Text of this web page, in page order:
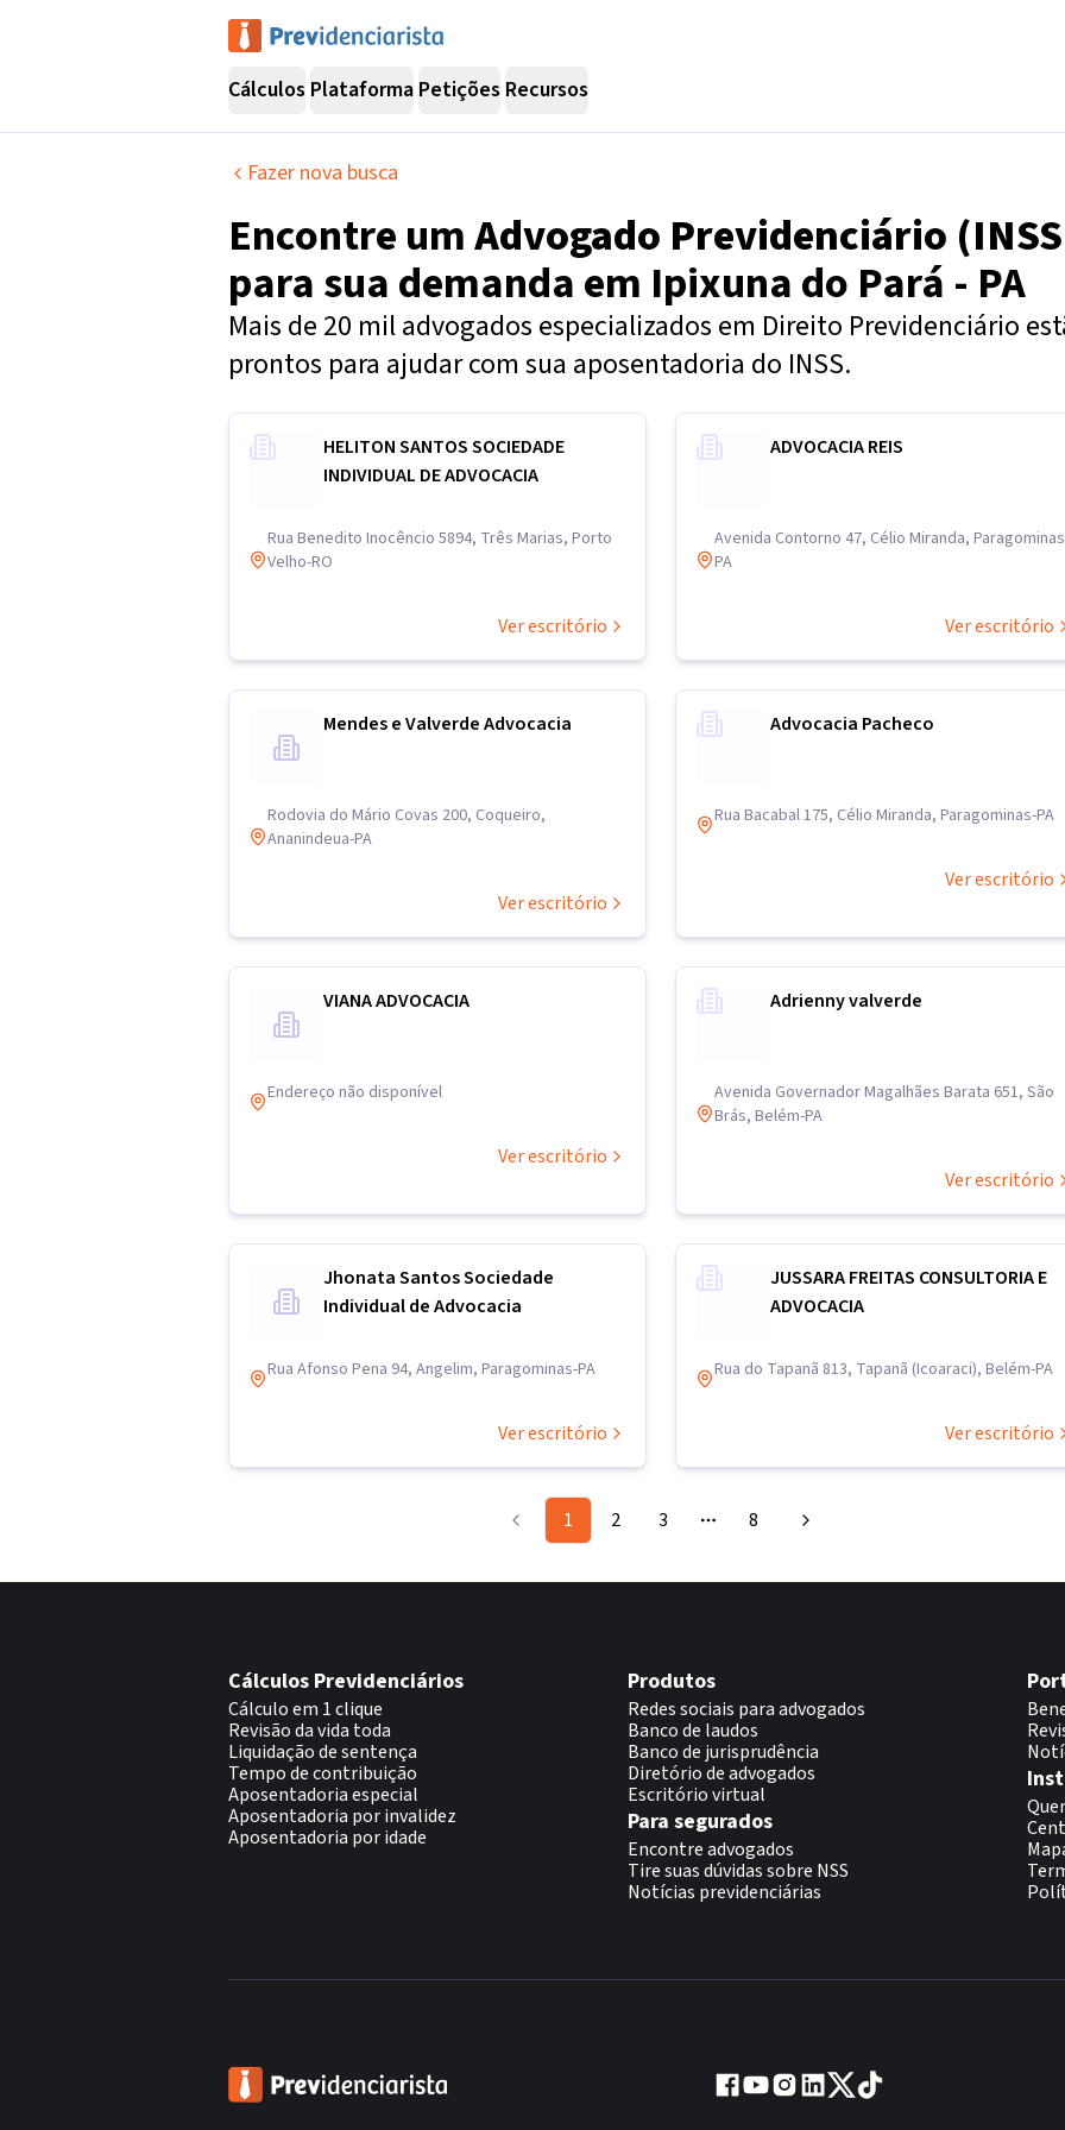
Cálculos Plataforma Petições Recursos
Fazer nova busca
Encontre umAdvogado Previdenciário
para sua demanda em Ipixuna do Pará - PA
Mais de 20 mil advogados especializados em Direito Previdenciário
prontos para ajudar com sua aposentadoria do INSS.
HELITON SANTOS SOCIEDADE
INDIVIDUAL DE ADVOCACIA
Rua Benedito Inocêncio 5894, Três Marias, Porto
Velho-RO
Ver escritório
ADVOCACIA REIS
Avenida Contorno 47, Célio Miranda,
PA
Ver escritório
Mendes e Valverde Advocacia
Rodovia do Mário Covas 200, Coqueiro,
Ananindeua-PA
Ver escritório
Advocacia Pacheco
Rua Bacabal 175, Célio Miranda, Paragominas-PA
Ver escritório
VIANA ADVOCACIA
Endereço não disponível
Ver escritório
Adrienny valverde
Avenida Governador Magalhães Barata 651, São
Brás, Belém-PA
Ver escritório
Jhonata Santos Sociedade
Individual de Advocacia
Rua Afonso Pena 94, Angelim, Paragominas-PA
Ver escritório
JUSSARA FREITAS CONSULTORIA E
ADVOCACIA
Rua do Tapanã 813, Tapanã (Icoaraci), Belém-PA
Ver escritório
1 2 3 More pages
8
Cálculos Previdenciários
Cálculo em 1 clique
Revisão da vida toda
Liquidação de sentença
Tempo de contribuição
Aposentadoria especial
Aposentadoria por invalidez
Aposentadoria por idade
Produtos
Redes sociais para advogados
Banco de laudos
Banco de jurisprudência
Diretório de advogados
Escritório virtual
Para segurados
Encontre advogados
Tire suas dúvidas sobre NSS
Notícias previdenciárias